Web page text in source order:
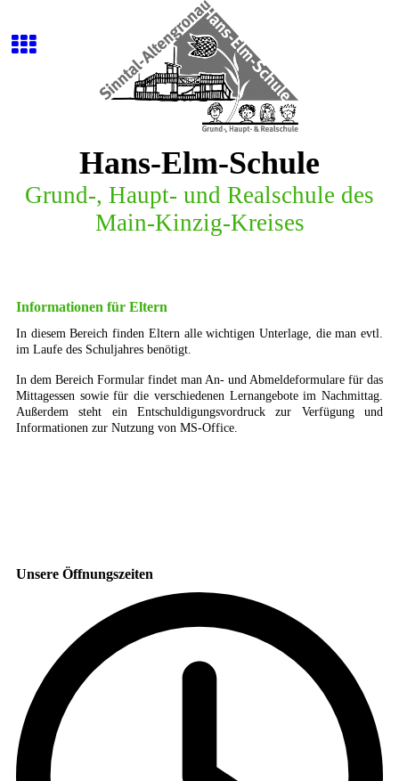
Hans-Elm-Schule
Grund-, Haupt- und Realschule des
Main-Kinzig-Kreises
Informationen für Eltern
In diesem Bereich finden Eltern alle wichtigen Unterlage, die man evtl.
im Laufe des Schuljahres benötigt.
In dem Bereich Formular findet man An- und Abmeldeformulare für das
Mittagessen sowie für die verschiedenen Lernangebote im Nachmittag.
Außerdem steht ein Entschuldigungsvordruck zur Verfügung und
Informationen zur Nutzung von MS-Office.
Unsere Öffnungszeiten